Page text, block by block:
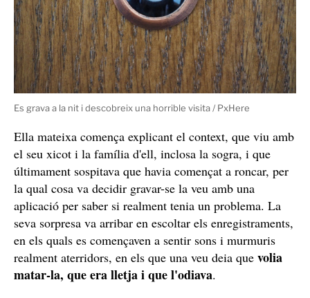
Es grava a la nit i descobreix una horrible visita / PxHere
Ella mateixa comença explicant el context, que viu amb
el seu xicot i la família d'ell, inclosa la sogra, i que
últimament sospitava que havia començat a roncar, per
la qual cosa va decidir gravar-se la veu amb una
aplicació per saber si realment tenia un problema. La
seva sorpresa va arribar en escoltar els enregistraments,
en els quals es començaven a sentir sons i murmuris
realment aterridors, en els que una veu deia que volia
matar-la, que era lletja i que l'odiava.